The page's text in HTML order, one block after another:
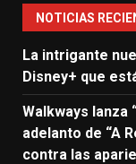
NOTICIAS
La intrigante
Disney+ que
Walkways lanza
adelanto de “A
contra las